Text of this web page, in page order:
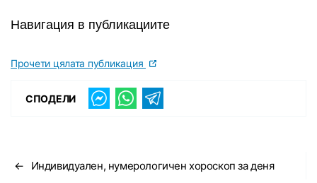
Навигация в публикациите
Прочети цялата публикация
СПОДЕЛИ
← Индивидуален, нумерологичен хороскоп за деня